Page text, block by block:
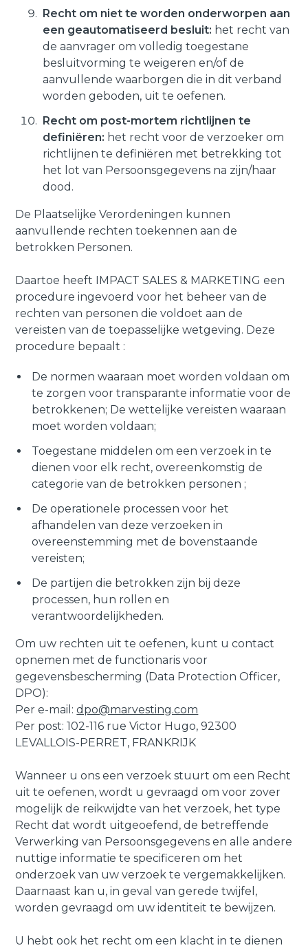
Recht om niet te worden onderworpen aan
een geautomatiseerd besluit: het recht van
de aanvrager om volledig toegestane
besluitvorming te weigeren en/of de
aanvullende waarborgen die in dit verband
worden geboden, uit te oefenen.
Recht om post-mortem richtlijnen te
definiëren: het recht voor de verzoeker om
richtlijnen te definiëren met betrekking tot
het lot van Persoonsgegevens na zijn/haar
dood.
De Plaatselijke Verordeningen kunnen
aanvullende rechten toekennen aan de
betrokken Personen.
Daartoe heeft IMPACT SALES & MARKETING een
procedure ingevoerd voor het beheer van de
rechten van personen die voldoet aan de
vereisten van de toepasselijke wetgeving. Deze
procedure bepaalt :
De normen waaraan moet worden voldaan om
te zorgen voor transparante informatie voor de
betrokkenen; De wettelijke vereisten waaraan
moet worden voldaan;
Toegestane middelen om een verzoek in te
dienen voor elk recht, overeenkomstig de
categorie van de betrokken personen ;
De operationele processen voor het
afhandelen van deze verzoeken in
overeenstemming met de bovenstaande
vereisten;
De partijen die betrokken zijn bij deze
processen, hun rollen en
verantwoordelijkheden.
Om uw rechten uit te oefenen, kunt u contact
opnemen met de functionaris voor
gegevensbescherming (Data Protection Officer,
DPO):
Per e-mail:dpo@marvesting.com
Per post: 102-116 rue Victor Hugo, 92300
LEVALLOIS-PERRET, FRANKRIJK
Wanneer u ons een verzoek stuurt om een Recht
uit te oefenen, wordt u gevraagd om voor zover
mogelijk de reikwijdte van het verzoek, het type
Recht dat wordt uitgeoefend, de betreffende
Verwerking van Persoonsgegevens en alle andere
nuttige informatie te specificeren om het
onderzoek van uw verzoek te vergemakkelijken.
Daarnaast kan u, in geval van gerede twijfel,
worden gevraagd om uw identiteit te bewijzen.
U hebt ook het recht om een klacht in te dienen